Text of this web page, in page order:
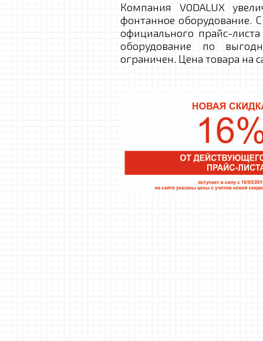
Компания VODALUX
фонтанное оборудование.
официального прайс-
оборудование по
ограничен. Цена товара на